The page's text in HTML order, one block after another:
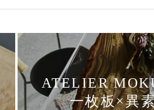
ATELIER
一枚板×異